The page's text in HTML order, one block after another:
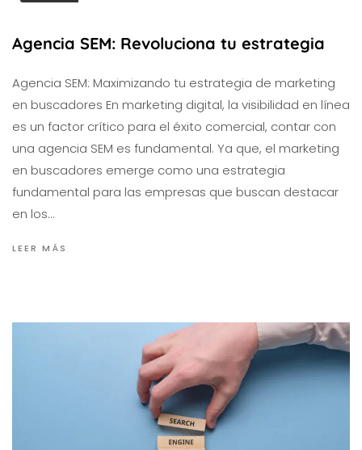
Agencia SEM: Revoluciona tu estrategia
Agencia SEM: Maximizando tu estrategia de marketing
en buscadores En marketing digital, la visibilidad en línea
es un factor crítico para el éxito comercial, contar con
una agencia SEM es fundamental. Ya que, el marketing
en buscadores emerge como una estrategia
fundamental para las empresas que buscan destacar
en los…
LEER MÁS